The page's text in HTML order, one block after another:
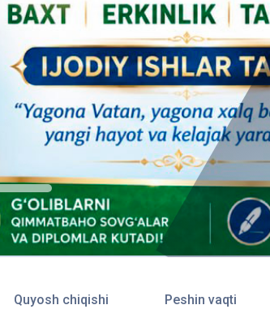
Quyosh chiqishi Peshin vaqti